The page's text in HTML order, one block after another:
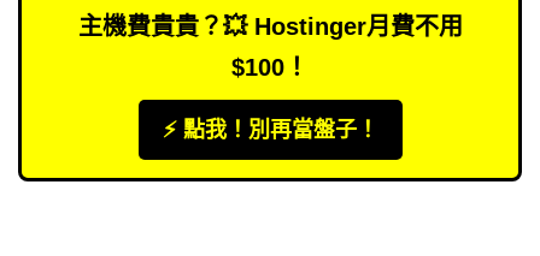
主機費貴貴？💥 Hostinger月費不用
$100！
⚡️ 點我！別再當盤子！